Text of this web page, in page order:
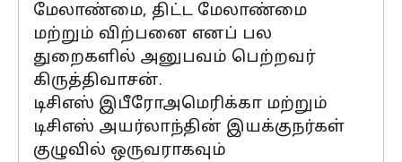
மேலாண்மை, திட்ட மேலாண்மை
மற்றும் விற்பனை எனப் பல
துறைகளில் அனுபவம் பெற்றவர்
கிருத்திவாசன்.
டிசிஎஸ் இபீரோஅமெரிக்கா மற்றும்
டிசிஎஸ் அயர்லாந்தின் இயக்குநர்கள்
குழுவில் ஒருவராகவும்